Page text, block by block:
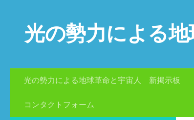
光の勢力による
光の勢力による地球革命と宇宙人 新掲示板
コンタクトフォーム